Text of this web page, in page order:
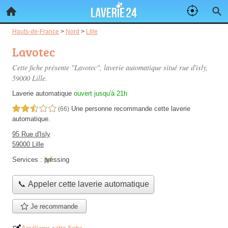
Hauts-de-France > Nord > Lille
Lavotec
Cette fiche présente "Lavotec", laverie automatique situé rue d'isly,
59000 Lille.
Laverie automatique ouvert jusqu'à 21h
2,5 étoiles sur 5 (66) Une personne recommande cette laverie
automatique.
95 Rue d'Isly
59000 Lille
Services : pressing
📞 Appeler cette laverie automatique
Je recommande